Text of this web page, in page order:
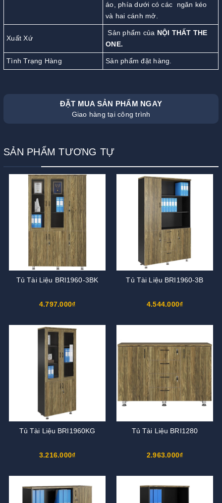
áo, phía dưới có các ngăn kéo
và hai cánh mở.
Xuất Xứ
Sản phẩm của NỘI THẤT THE
ONE.
Tình Trạng Hàng Sản phẩm đặt hàng.
ĐẶT MUA SẢN PHẨM NGAY
Giao hàng tại công trình
SẢN PHẨM TƯƠNG TỰ
Tủ Tài Liệu BRI1960-3BK
4.797.000₫
Tủ Tài Liệu BRI1960-3B
4.544.000₫
Tủ Tài Liệu BRI1960KG
3.216.000₫
Tủ Tài Liệu BRI1280
2.963.000₫